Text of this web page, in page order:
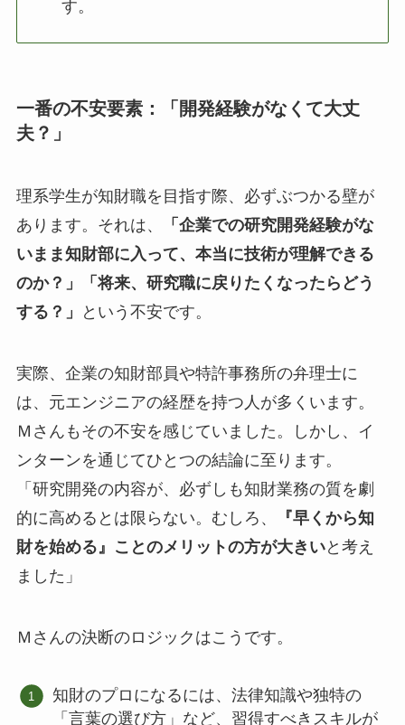
す。
一番の不安要素：「開発経験がなくて大丈
夫？」
理系学生が知財職を目指す際、必ずぶつかる壁が
あります。それは、
「企業での研究開発経験がな
いまま知財部に入って、本当に技術が理解できる
のか？」「将来、研究職に戻りたくなったらどう
する？」
という不安です。
実際、企業の知財部員や特許事務所の弁理士に
は、元エンジニアの経歴を持つ人が多くいます。
Ｍさんもその不安を感じていました。しかし、イ
ンターンを通じてひとつの結論に至ります。
「研究開発の内容が、必ずしも知財業務の質を劇
的に高めるとは限らない。むしろ、
『早くから知
財を始める』ことのメリットの方が大きいと考え
ました」
Ｍさんの決断のロジックはこうです。
知財のプロになるには、法律知識や独特の
「言葉の選び方」など、習得すべきスキルが